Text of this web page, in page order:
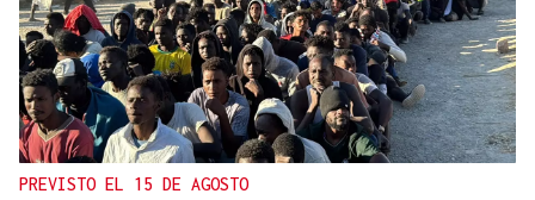
PREVISTO EL 15 DE AGOSTO